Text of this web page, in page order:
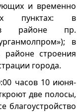
и временно
пунктах: в
районе пр.
в
строения
города.
часов 10 июня-
две полосы,
благоустройство